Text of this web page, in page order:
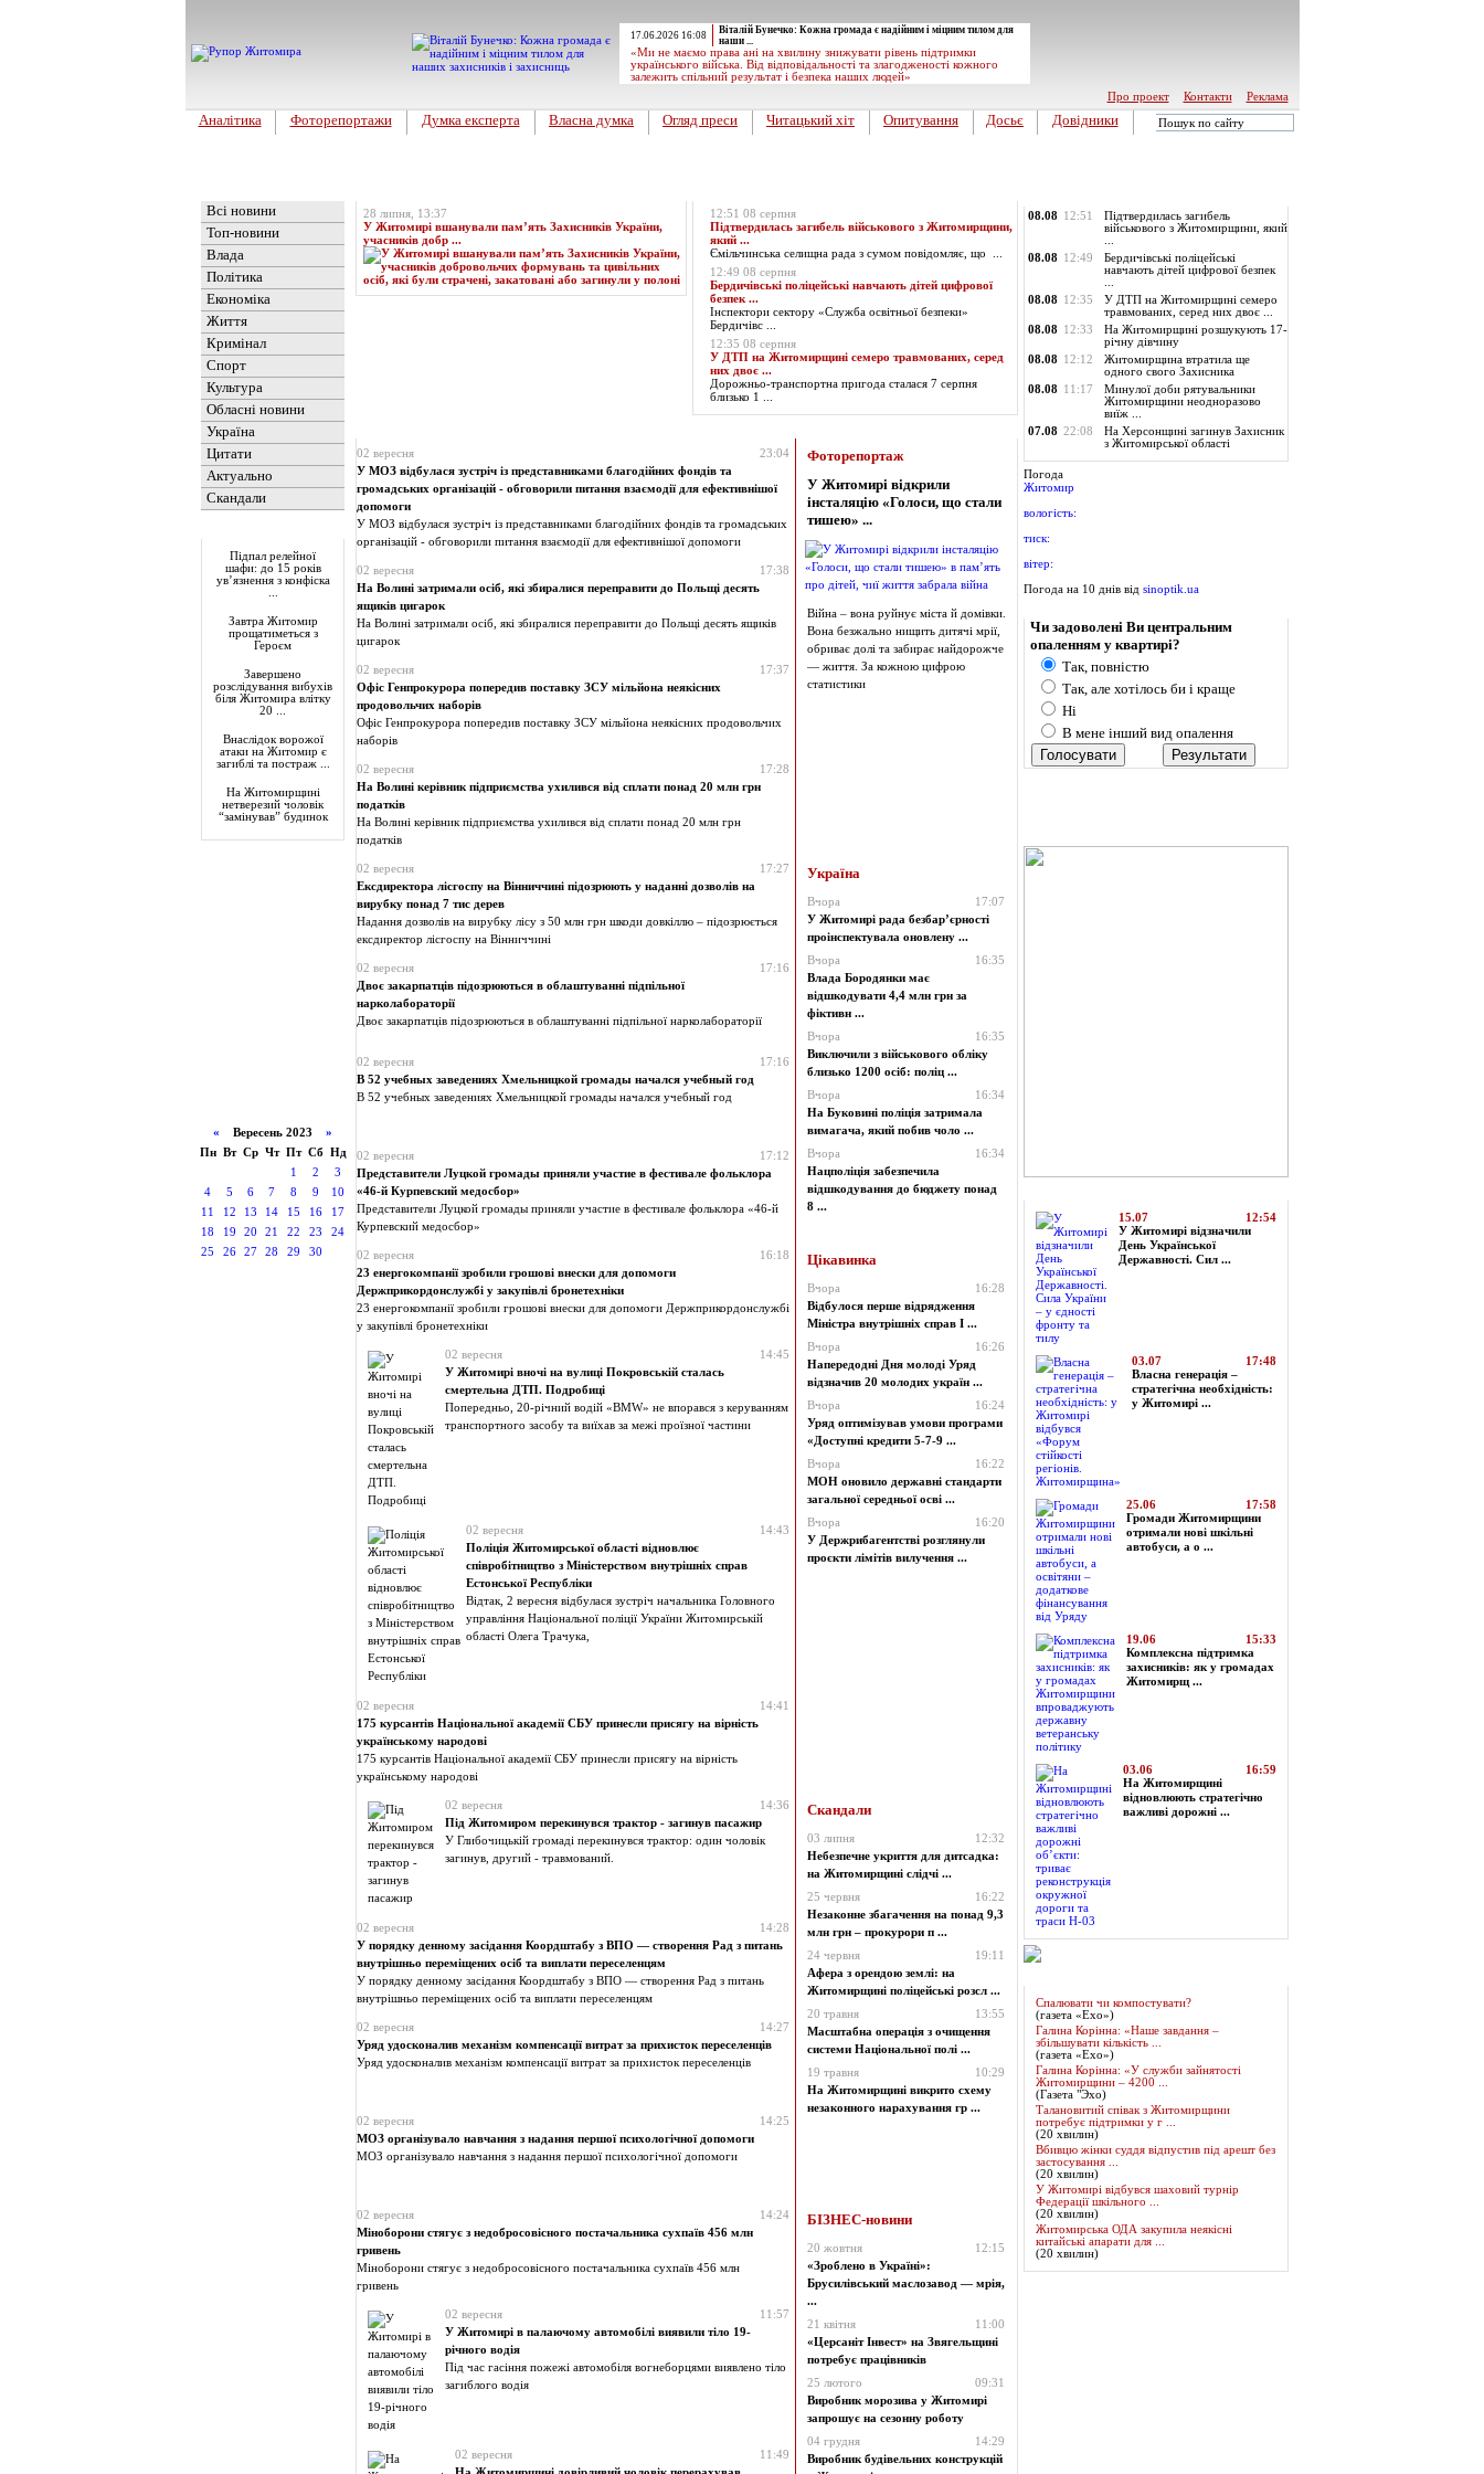
17.06.2026 16:08
Віталій Бунечко: Кожна громада є надійним і міцним тилом для
наши ...
«Ми не маємо права ані на хвилину знижувати рівень підтримки
українського війська. Від відповідальності та злагодженості кожного
залежить спільний результат і безпека наших людей»
Про проект
Контакти Реклама
Аналітика Фоторепортажи Думка експерта Власна думка Огляд преси Читацький хіт Опитування Досьє Довідники
Всі новини
Топ-новини
Влада
Політика
Економіка
Життя
Кримінал
Спорт
Культура
Обласні новини
Україна
Цитати
Актуально
Скандали
Підпал релейної
шафи: до 15 років
ув’язнення з конфіска
Завтра Житомир
прощатиметься з
Героєм
Завершено
розслідування вибухів
біля Житомира влітку
20 ...
Внаслідок ворожої
атаки на Житомир є
загиблі та постраж ...
На Житомирщині
нетверезий чоловік
“замінував” будинок
« Вересень 2023 »
Пн Вт Ср Чт Пт Сб Нд
1
2
3
4
5 6 7 8 9
10
11
12 13 14 15 16
17
18
19 20 21 22 23
24
25
26 27 28 29 30
28 липня, 13:37
У Житомирі вшанували пам’ять Захисників України,
учасників добр ...
12:51 08 серпня
Підтвердилась загибель військового з Житомирщини,
який ...
Ємільчинська селищна рада з сумом повідомляє, що ​ ...
12:49 08 серпня
Бердичівські поліцейські навчають дітей цифрової
безпек ...
Інспектори сектору «Служба освітньої безпеки»
Бердичівс ...
12:35 08 серпня
У ДТП на Житомирщині семеро травмованих, серед
них двоє ...
Дорожньо-транспортна пригода сталася 7 серпня
близько 1 ...
02 вересня
23:04
У МОЗ відбулася зустріч із представниками благодійних фондів та
громадських організацій - обговорили питання взаємодії для ефективнішої
допомоги
У МОЗ відбулася зустріч із представниками благодійних фондів та громадських
організацій - обговорили питання взаємодії для ефективнішої допомоги
Фоторепортаж
У Житомирі відкрили
інсталяцію «Голоси, що стали
тишею» ...
Війна – вона руйнує міста й домівки.
Вона безжально нищить дитячі мрії,
обриває долі та забирає найдорожче
— життя. За кожною цифрою
статистики
02 вересня
17:38
На Волині затримали осіб, які збиралися переправити до Польщі десять
ящиків цигарок
На Волині затримали осіб, які збиралися переправити до Польщі десять ящиків
цигарок
02 вересня
17:37
Офіс Генпрокурора попередив поставку ЗСУ мільйона неякісних
продовольчих наборів
Офіс Генпрокурора попередив поставку ЗСУ мільйона неякісних продовольчих
наборів
02 вересня
17:28
На Волині керівник підприємства ухилився від сплати понад 20 млн грн
податків
На Волині керівник підприємства ухилився від сплати понад 20 млн грн
податків
02 вересня
17:27
Ексдиректора лісгоспу на Вінниччині підозрюють у наданні дозволів на
вирубку понад 7 тис дерев
Надання дозволів на вирубку лісу з 50 млн грн шкоди довкіллю – підозрюється
ексдиректор лісгоспу на Вінниччині
Україна
Вчора
17:07
У Житомирі рада безбар’єрності
проінспектувала оновлену ...
Вчора
16:35
Влада Бородянки має
відшкодувати 4,4 млн грн за
фіктивн ...
Вчора
16:35
Виключили з військового обліку
близько 1200 осіб: поліц ...
Вчора
16:34
На Буковині поліція затримала
вимагача, який побив чоло ...
Вчора
16:34
Нацполіція забезпечила
відшкодування до бюджету понад
8 ...
02 вересня
17:16
Двоє закарпатців підозрюються в облаштуванні підпільної
нарколабораторії
Двоє закарпатців підозрюються в облаштуванні підпільної нарколабораторії
02 вересня
17:16
В 52 учебных заведениях Хмельницкой громады начался учебный год
В 52 учебных заведениях Хмельницкой громады начался учебный год
02 вересня
17:12
Представители Луцкой громады приняли участие в фестивале фольклора
«46-й Курпевский медосбор»
Представители Луцкой громады приняли участие в фестивале фольклора «46-й
Курпевский медосбор»
02 вересня
16:18
23 енергокомпанії зробили грошові внески для допомоги
Держприкордонслужбі у закупівлі бронетехніки
23 енергокомпанії зробили грошові внески для допомоги Держприкордонслужбі
у закупівлі бронетехніки
Цікавинка
Вчора
16:28
Відбулося перше відрядження
Міністра внутрішніх справ І ...
Вчора
16:26
Напередодні Дня молоді Уряд
відзначив 20 молодих україн ...
Вчора
16:24
Уряд оптимізував умови програми
«Доступні кредити 5-7-9 ...
Вчора
16:22
МОН оновило державні стандарти
загальної середньої осві ...
Вчора
16:20
У Держрибагентстві розглянули
проєкти лімітів вилучення ...
02 вересня
14:45
У Житомирі вночі на вулиці Покровській сталась
смертельна ДТП. Подробиці
Попередньо, 20-річний водій «BMW» не впорався з керуванням
транспортного засобу та виїхав за межі проїзної частини
02 вересня
14:43
Поліція Житомирської області відновлює
співробітництво з Міністерством внутрішніх справ
Естонської Республіки
Відтак, 2 вересня відбулася зустріч начальника Головного
управління Національної поліції України Житомирській
області Олега Трачука,
02 вересня
14:41
175 курсантів Національної академії СБУ принесли присягу на вірність
українському народові
175 курсантів Національної академії СБУ принесли присягу на вірність
українському народові
02 вересня
14:36
Під Житомиром перекинувся трактор - загинув пасажир
У Глибочицькій громаді перекинувся трактор: один чоловік
загинув, другий - травмований.
Скандали
03 липня
12:32
Небезпечне укриття для дитсадка:
на Житомирщині слідчі ...
25 червня
16:22
Незаконне збагачення на понад 9,3
млн грн – прокурори п ...
24 червня
19:11
Афера з орендою землі: на
Житомирщині поліцейські розсл ...
20 травня
13:55
Масштабна операція з очищення
системи Національної полі ...
19 травня
10:29
На Житомирщині викрито схему
незаконного нарахування гр ...
02 вересня
14:28
У порядку денному засідання Коордштабу з ВПО — створення Рад з питань
внутрішньо переміщених осіб та виплати переселенцям
У порядку денному засідання Коордштабу з ВПО — створення Рад з питань
внутрішньо переміщених осіб та виплати переселенцям
02 вересня
14:27
Уряд удосконалив механізм компенсації витрат за прихисток переселенців
Уряд удосконалив механізм компенсації витрат за прихисток переселенців
02 вересня
14:25
МОЗ організувало навчання з надання першої психологічної допомоги
МОЗ організувало навчання з надання першої психологічної допомоги
02 вересня
14:24
Міноборони стягує з недобросовісного постачальника сухпаїв 456 млн
гривень
Міноборони стягує з недобросовісного постачальника сухпаїв 456 млн
гривень
БІЗНЕС-новини
20 жовтня
12:15
«Зроблено в Україні»:
Брусилівський маслозавод — мрія,
...
21 квітня
11:00
«Церсаніт Інвест» на Звягельщині
потребує працівників
25 лютого
09:31
Виробник морозива у Житомирі
запрошує на сезонну роботу
04 грудня
14:29
Виробник будівельних конструкцій
02 вересня
11:57
У Житомирі в палаючому автомобілі виявили тіло 19-
річного водія
Під час гасіння пожежі автомобіля вогнеборцями виявлено тіло
загиблого водія
02 вересня
11:49
08.08 12:51
Підтвердилась загибель
військового з Житомирщини, який
08.08 12:49
Бердичівські поліцейські
навчають дітей цифрової безпек
08.08 12:35
У ДТП на Житомирщині семеро
травмованих, серед них двоє ...
08.08 12:33
На Житомирщині розшукують 17-
річну дівчину
08.08 12:12
Житомирщина втратила ще
одного свого Захисника
08.08 11:17
Минулої доби рятувальники
Житомирщини неодноразово
виїж ...
07.08 22:08
На Херсонщині загинув Захисник
з Житомирської області
Погода
Житомир
вологість:
тиск:
вітер:
Погода на 10 днів від sinoptik.ua
Чи задоволені Ви центральним
опаленням у квартирі?
Так, повністю
Так, але хотілось би і краще
Ні
В мене інший вид опалення
15.07
12:54
У Житомирі відзначили
День Української
Державності. Сил ...
03.07
17:48
Власна генерація –
стратегічна необхідність:
у Житомирі ...
25.06
17:58
Громади Житомирщини
отримали нові шкільні
автобуси, а о ...
19.06
15:33
Комплексна підтримка
захисників: як у громадах
Житомирщ ...
03.06
16:59
На Житомирщині
відновлюють стратегічно
важливі дорожні ...
Спалювати чи компостувати?
(газета «Ехо»)
Галина Корінна: «Наше завдання –
збільшувати кількість ...
(газета «Ехо»)
Галина Корінна: «У служби зайнятості
Житомирщини – 4200 ...
(Газета "Эхо)
Талановитий співак з Житомирщини
потребує підтримки у г ...
(20 хвилин)
Вбивцю жінки суддя відпустив під арешт без
застосування ...
(20 хвилин)
У Житомирі відбувся шаховий турнір
Федерації шкільного ...
(20 хвилин)
Житомирська ОДА закупила неякісні
китайські апарати для ...
(20 хвилин)